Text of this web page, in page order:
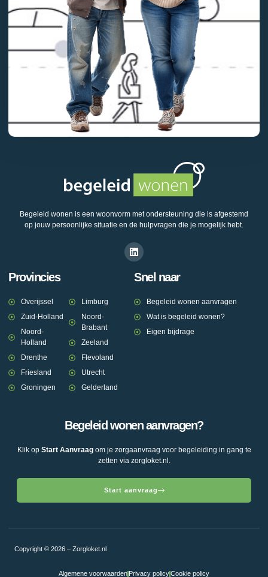
Begeleid wonen is een woonvorm met ondersteuning die is afgestemd
op jouw persoonlijke situatie en de hulpvragen die je mogelijk hebt.
Provincies
Overijssel
Zuid-Holland
Noord-
Holland
Drenthe
Friesland
Groningen
Limburg
Noord-
Brabant
Zeeland
Flevoland
Utrecht
Gelderland
Snel naar
Begeleid wonen aanvragen
Wat is begeleid wonen?
Eigen bijdrage
Begeleid wonen aanvragen?
Klik op Start Aanvraagom je zorgaanvraag voor begeleiding in gang te
zetten via zorgloket.nl.
Start aanvraag
Copyright © 2026 – Zorgloket.nl
Algemene voorwaarden Privacy policyCookie policy